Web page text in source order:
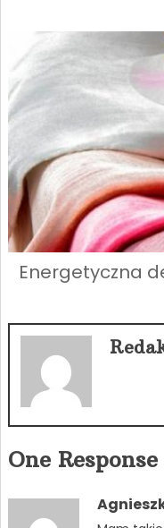
Energetyczna
One Response